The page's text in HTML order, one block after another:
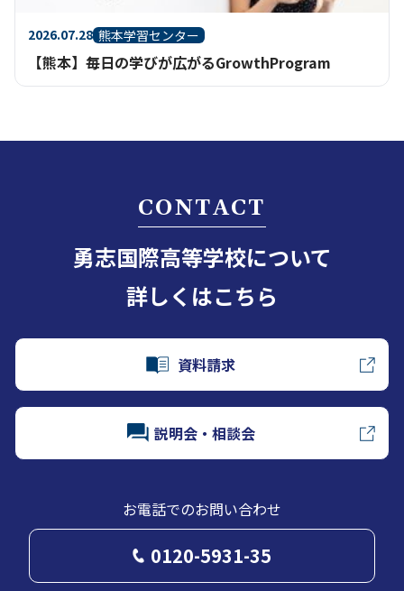
2026.07.28 熊本学習センター
【熊本】毎日の学びが広がるGrowthProgram
CONTACT
勇志国際高等学校について
詳しくはこちら
資料請求
説明会・相談会
お電話でのお問い合わせ
0120-5931-35